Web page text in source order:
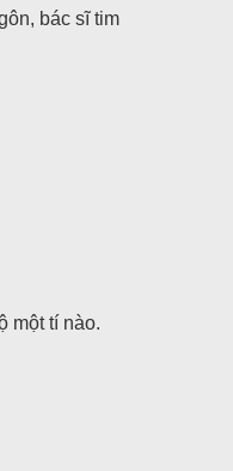
bác sĩ tim
một tí nào.